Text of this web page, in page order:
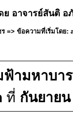
ย อาจารย์สันติ อ
ข้อความที่เริ่มโดย:
ฟ้ามหาบา
ที่ กันยายน